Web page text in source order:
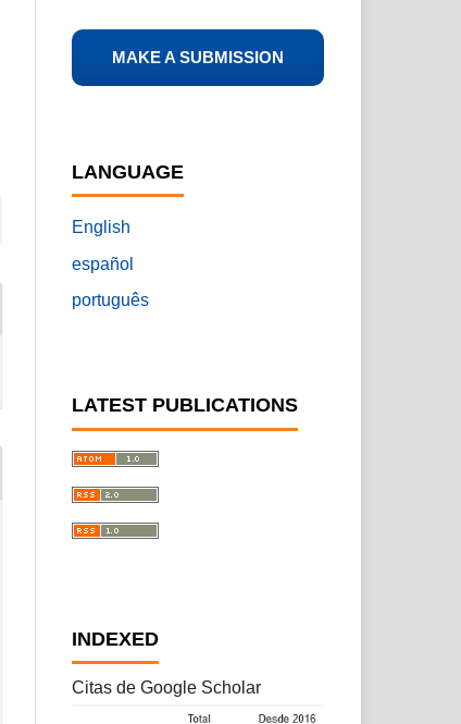
MAKE A SUBMISSION
LANGUAGE
English
español
português
LATEST PUBLICATIONS
INDEXED
Citas de Google Scholar